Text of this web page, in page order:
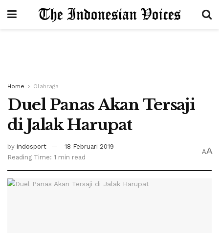
Home Olahraga
Duel Panas Akan Tersaji
di Jalak Harupat
by indosport
18 Februari 2019
Reading Time: 1 min read
AA